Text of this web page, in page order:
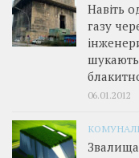
Навіть
газу
06.01.2012